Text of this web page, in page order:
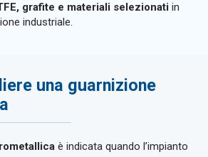
grafite e materiali selezionati in
industriale.
una guarnizione
è indicata quando l’impianto